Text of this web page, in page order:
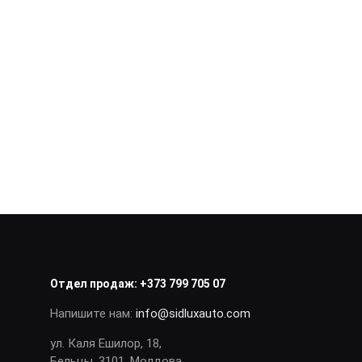
Отдел продаж: +373 799 705 07
Напишите нам:info@sidluxauto.com
ул. Каля Ешилор, 18,